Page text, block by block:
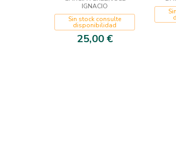
EVALUACIÓN DE
POLÍTICAS
PÚBLICAS
IGNACIO
Sin stock consulte
disponibilidad
25,00 €